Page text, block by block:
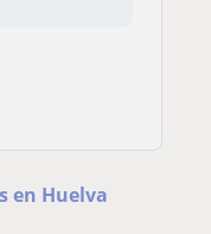
en Huelva